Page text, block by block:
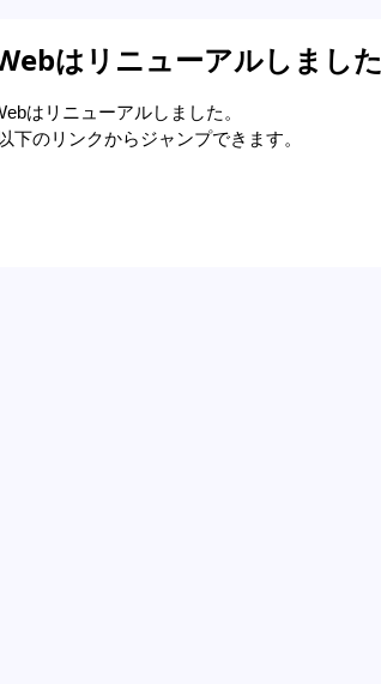
はリニューアルしました
はリニューアルしました。
下のリンクからジャンプできます。